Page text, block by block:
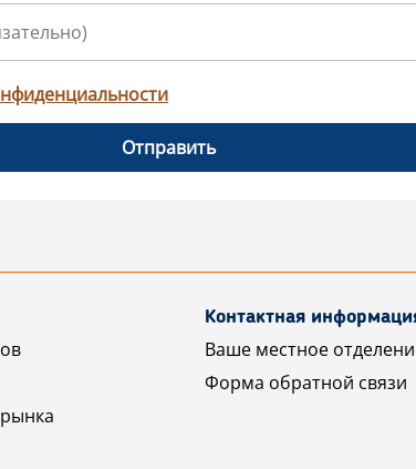
Отправить
Контактная
Ваше местное
Форма обратной связи